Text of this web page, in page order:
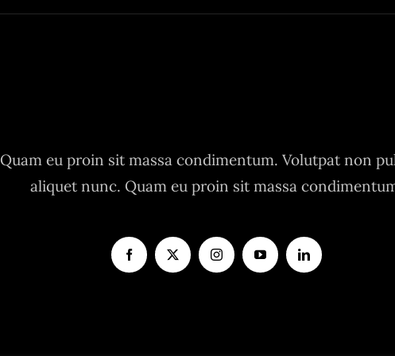
Quam eu proin sit massa condimentum. Volutpat non
aliquet nunc. Quam eu proin sit massa